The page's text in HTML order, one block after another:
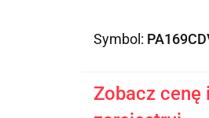
Symbol:
Zobacz cenę